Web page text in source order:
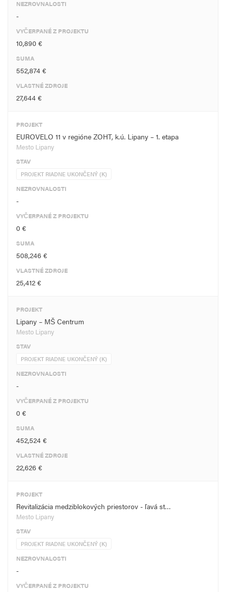
NEZROVNALOSTI
-
VYČERPANÉ Z PROJEKTU
10,890 €
SUMA
552,874 €
VLASTNÉ ZDROJE
27,644 €
PROJEKT
EUROVELO 11 v regióne ZOHT, k.ú. Lipany – 1. etapa
Mesto Lipany
STAV
PROJEKT RIADNE UKONČENÝ (K)
NEZROVNALOSTI
-
VYČERPANÉ Z PROJEKTU
0 €
SUMA
508,246 €
VLASTNÉ ZDROJE
25,412 €
PROJEKT
Lipany – MŠ Centrum
Mesto Lipany
STAV
PROJEKT RIADNE UKONČENÝ (K)
NEZROVNALOSTI
-
VYČERPANÉ Z PROJEKTU
0 €
SUMA
452,524 €
VLASTNÉ ZDROJE
22,626 €
PROJEKT
Revitalizácia medziblokových priestorov - ľavá st…
Mesto Lipany
STAV
PROJEKT RIADNE UKONČENÝ (K)
NEZROVNALOSTI
-
VYČERPANÉ Z PROJEKTU